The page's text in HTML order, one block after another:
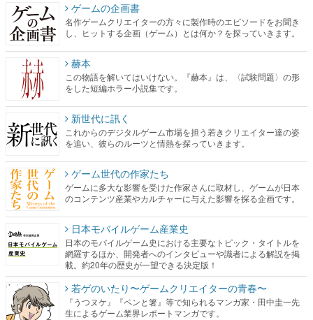
ゲームの企画書
名作ゲームクリエイターの方々に製作時のエピソードをお聞き
し、ヒットする企画（ゲーム）とは何か？を探っていきます。
赫本
この物語を解いてはいけない。『赫本』は、〈試験問題〉の形
をした短編ホラー小説集です。
新世代に訊く
これからのデジタルゲーム市場を担う若きクリエイター達の姿
を追い、彼らのルーツと情熱を探っていきます。
ゲーム世代の作家たち
ゲームに多大な影響を受けた作家さんに取材し、ゲームが日本
のコンテンツ産業やカルチャーに与えた影響を探る企画です。
日本モバイルゲーム産業史
日本のモバイルゲーム史における主要なトピック・タイトルを
網羅するほか、開発者へのインタビューや識者による解説を掲
載。約20年の歴史が一望できる決定版！
若ゲのいたり〜ゲームクリエイターの青春〜
『うつヌケ』『ペンと箸』等で知られるマンガ家・田中圭一先
生によるゲーム業界レポートマンガです。